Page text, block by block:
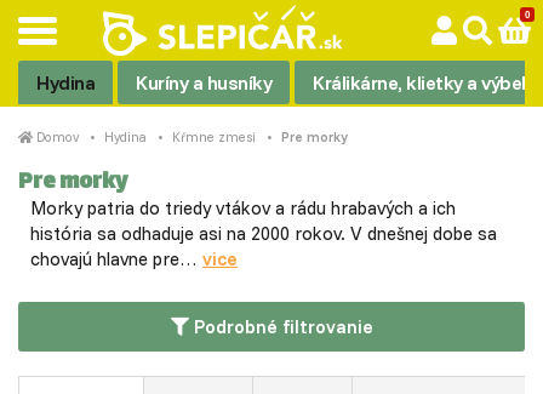
Hydina Kuríny a husníky Králikárne, klietky a výbehy
Domov Hydina Kŕmne zmesi Pre morky
Pre morky
Morky patria do triedy vtákov a rádu hrabavých a ich
história sa odhaduje asi na 2000 rokov. V dnešnej dobe sa
chovajú hlavne pre… vice
Podrobné filtrovanie